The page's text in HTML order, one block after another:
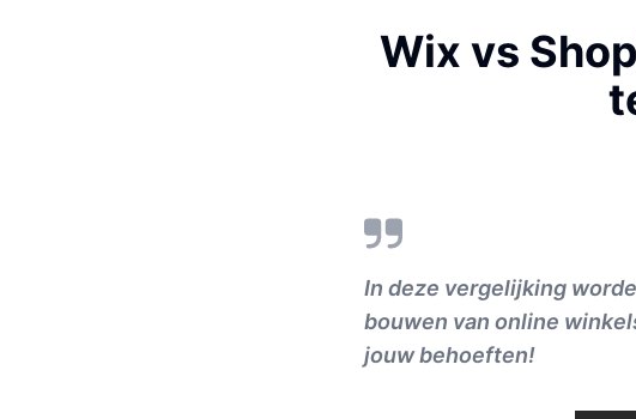
Wix vs
In deze vergelijking
bouwen van online
jouw behoeften!